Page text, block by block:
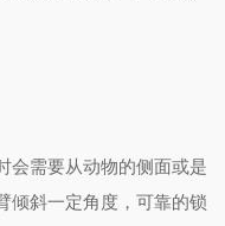
会需要从动物的侧面或是
倾斜一定角度，可靠的锁